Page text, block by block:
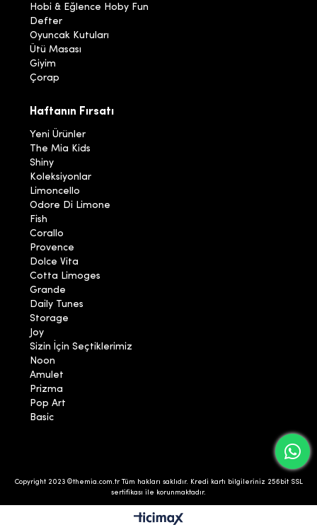
Hobi & Eğlence Hoby Fun
Defter
Oyuncak Kutuları
Ütü Masası
Giyim
Çorap
Haftanın Fırsatı
Yeni Ürünler
The Mia Kids
Shiny
Koleksiyonlar
Limoncello
Odore Di Limone
Fish
Corallo
Provence
Dolce Vita
Cotta Limoges
Grande
Daily Tunes
Storage
Joy
Sizin İçin Seçtiklerimiz
Noon
Amulet
Prizma
Pop Art
Basic
Copyright 2023 ©themia.com.tr Tüm hakları saklıdır. Kredi kartı bilgileriniz 256bit SSL
sertifikası ile korunmaktadır.